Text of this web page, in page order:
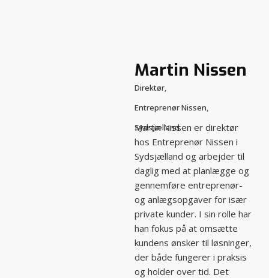
Martin Nissen
Direktør,
Entreprenør Nissen,
Sydsjælland
Martin Nissen er direktør
hos Entreprenør Nissen i
Sydsjælland og arbejder til
daglig med at planlægge og
gennemføre entreprenør-
og anlægsopgaver for især
private kunder. I sin rolle har
han fokus på at omsætte
kundens ønsker til løsninger,
der både fungerer i praksis
og holder over tid. Det